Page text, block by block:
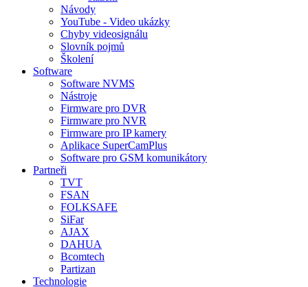
Návody
YouTube - Video ukázky
Chyby videosignálu
Slovník pojmů
Školení
Software
Software NVMS
Nástroje
Firmware pro DVR
Firmware pro NVR
Firmware pro IP kamery
Aplikace SuperCamPlus
Software pro GSM komunikátory
Partneři
TVT
FSAN
FOLKSAFE
SiFar
AJAX
DAHUA
Bcomtech
Partizan
Technologie